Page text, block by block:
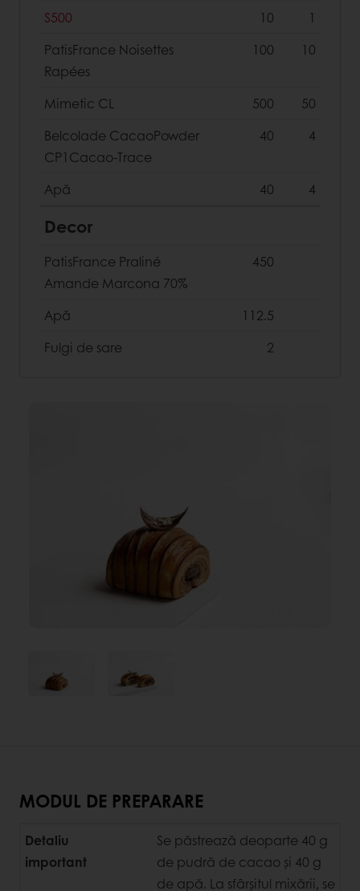
S500
10
1
PatisFrance Noisettes
Rapées
100 10
Mimetic CL 500
50
Belcolade CacaoPowder
CP1Cacao-Trace
40 4
Apă 40 4
Decor
PatisFrance Praliné
Amande Marcona 70%
450
Apă
112.5
Fulgi de sare
2
MODUL DE PREPARARE
Detaliu
important
Se păstrează deoparte 40 g
de pudră de cacao și 40 g
de apă. La sfârșitul mixării, se